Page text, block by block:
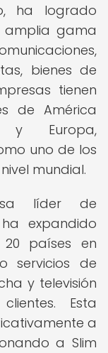
ha logrado
amplia gama
bienes de
tienen
de América
y Europa,
uno de los
mundial.
líder de
expandido
países en
servicios de
y televisión
Esta
a
a Slim